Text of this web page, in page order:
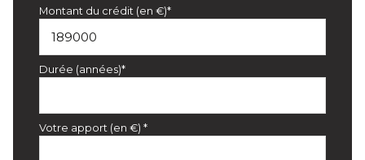
Montant du crédit (en €)*
Durée (années)*
Votre apport (en €) *